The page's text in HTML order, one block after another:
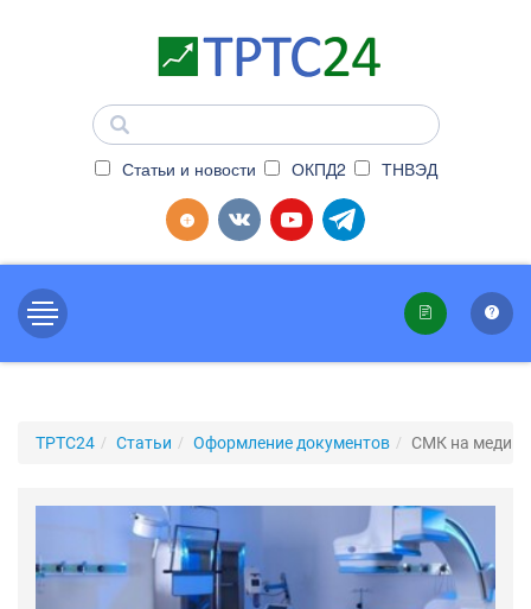
Статьи и новости ОКПД2 ТНВЭД
ТРТС24 Статьи Оформление документов СМК на